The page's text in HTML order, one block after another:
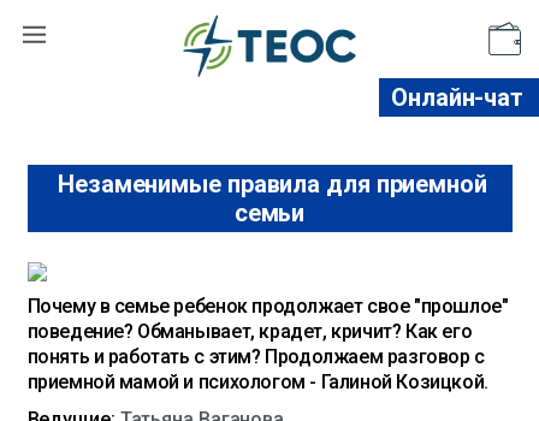
Онлайн-чат
Незаменимые правила для приемной
семьи
Почему в семье ребенок продолжает свое "прошлое"
поведение? Обманывает, крадет, кричит? Как его
понять и работать с этим? Продолжаем разговор с
приемной мамой и психологом - Галиной Козицкой.